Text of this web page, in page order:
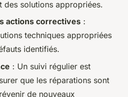
des solutions appropriées.
actions correctives :
techniques appropriées
identifiés.
: Un suivi régulier est
que les réparations sont
de nouveaux